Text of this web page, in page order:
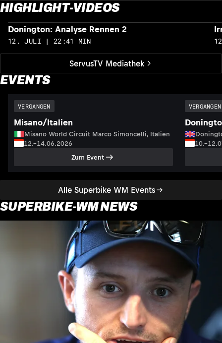
HIGHLIGHT-VIDEOS
ServusTV Mediathek
Donington: Analyse Rennen 2
12. JULI | 22:41 MIN
EVENTS
Alle Superbike WM Events
VERGANGEN
Misano/Italien
Misano World Circuit Marco Simoncelli, Italien
12.–14.06.2026
Zum Event
VERGANGEN
SUPERBIKE-WM NEWS